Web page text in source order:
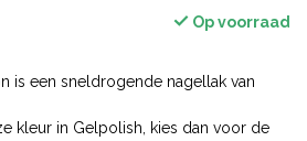
Op voorraad
is een sneldrogende nagellak van
kleur in Gelpolish, kies dan voor de